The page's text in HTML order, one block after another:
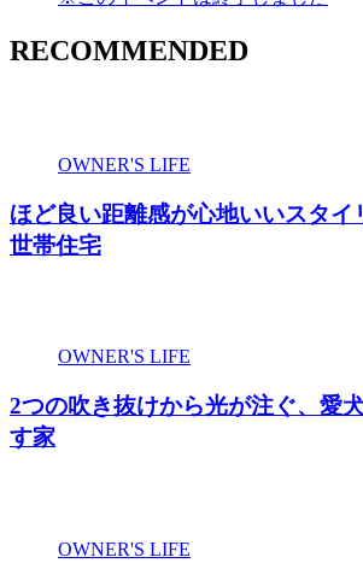
RECOMMENDED
OWNER'S LIFE
ほど良い距離感が心地いいスタイ
世帯住宅
OWNER'S LIFE
2つの吹き抜けから光が注ぐ、愛
す家
OWNER'S LIFE